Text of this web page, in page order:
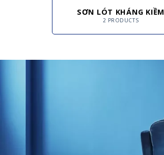
SƠN LÓT KHÁNG KIỀM
2 PRODUCTS